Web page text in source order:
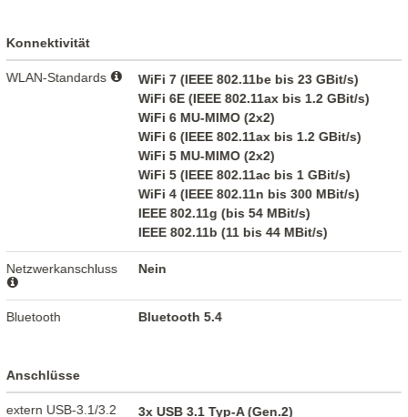
Konnektivität
WLAN-Standards
WiFi 7 (IEEE 802.11be bis 23 GBit/s)
WiFi 6E (IEEE 802.11ax bis 1.2 GBit/s)
WiFi 6 MU-MIMO (2x2)
WiFi 6 (IEEE 802.11ax bis 1.2 GBit/s)
WiFi 5 MU-MIMO (2x2)
WiFi 5 (IEEE 802.11ac bis 1 GBit/s)
WiFi 4 (IEEE 802.11n bis 300 MBit/s)
IEEE 802.11g (bis 54 MBit/s)
IEEE 802.11b (11 bis 44 MBit/s)
Netzwerkanschluss Nein
Bluetooth Bluetooth 5.4
Anschlüsse
extern USB-3.1/3.2
3x USB 3.1 Typ-A (Gen.2)